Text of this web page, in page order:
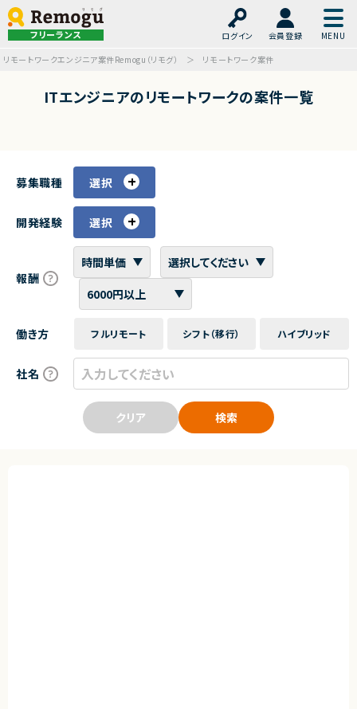
フリーランス ログイン
会員登録
リモートワークエンジニア案件Remogu（リモグ）
リモートワーク案件
ITエンジニアのリモートワークの案件一覧
募集職種 選択
開発経験 選択
報酬
働き方 フルリモート シフト（移行） ハイブリッド
社名
クリア 検索